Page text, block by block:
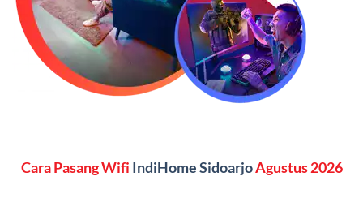
menginginkan internet, komunikasi, dan hiburan
(streaming & TV) dalam satu paket.
Paket Dynamic IP
keluarga, nelpon & SMS semua operator, dan akses
Cara Pasang Wifi IndiHome SidoarjoAgustus 2026